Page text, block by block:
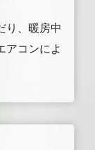
り、暖房中
アコンによ